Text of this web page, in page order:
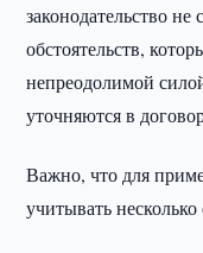
законодательство
обстоятельств,
непреодолимой
уточняются в
Важно, что для
учитывать